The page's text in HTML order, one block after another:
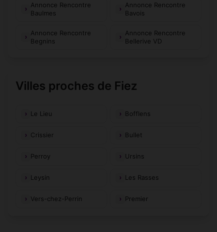
Annonce Rencontre
Baulmes
Annonce Rencontre
Bavois
Annonce Rencontre
Begnins
Annonce Rencontre
Bellerive VD
Villes proches de Fiez
Le Lieu Bofflens
Crissier Bullet
Perroy Ursins
Leysin Les Rasses
Vers-chez-Perrin Premier